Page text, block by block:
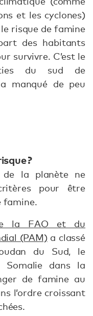
et les cyclones)
risque de famine
des habitants
survivre. C’est le
du sud de
manqué de peu
?
de la planète ne
pour être
famine.
la FAO et du
(PAM) a classé
du Sud, le
Somalie dans la
de famine au
l’ordre croissant